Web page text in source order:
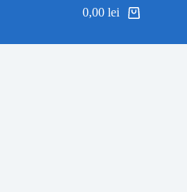
Coș
cumpărături
0,00 lei